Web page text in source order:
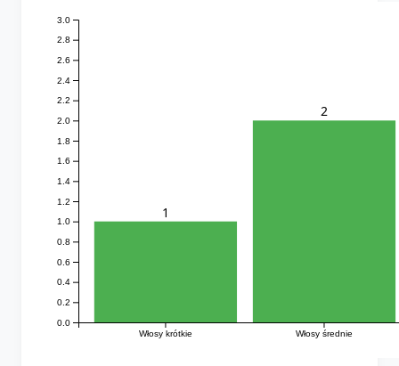
Włosy krótkie Włosy średnie
0.0
0.2
0.4
0.6
0.8
1.0
1.2
1.4
1.6
1.8
2.0
2.2
2.4
2.6
2.8
3.0
1
2